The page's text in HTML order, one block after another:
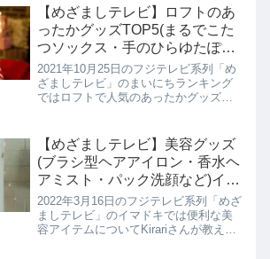
く紹介します。>>めざましテレビ記事
一覧はこちら電源不要の洗濯...
【めざましテレビ】ロフトのあ
ったかグッズTOP5(まるでこた
つソックス・手のひらゆたぽん
など)まいにちランキング｜10月
25日
2021年10月25日のフジテレビ系列「め
ざましテレビ」のまいにちランキング
ではロフトで人気のあったかグッズを
記事一覧はこちらロフトで人気のあっ
たかグッズランキングTO...
【めざましテレビ】美容グッズ
(ブラシ型ヘアアイロン・香水ヘ
アミスト・パック洗顔など)イマ
ドキ｜3月16日
2022年3月16日のフジテレビ系列「めざ
ましテレビ」のイマドキでは便利な美
容アイテムについてKirariさんが教えて